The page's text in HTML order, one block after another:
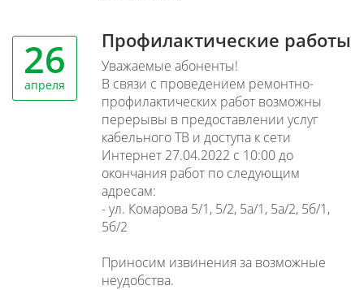
26
апреля
Профилактические работы
Уважаемые абоненты!
В связи с проведением ремонтно-
профилактических работ возможны
перерывы в предоставлении услуг
кабельного ТВ и доступа к сети
Интернет 27.04.2022 с 10:00 до
окончания работ по следующим
адресам:
- ул. Комарова 5/1, 5/2, 5а/1, 5а/2, 5б/1,
5б/2
Приносим извинения за возможные
неудобства.